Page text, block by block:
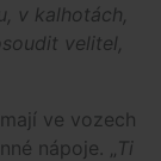
v kalhotách,
velitel,
ve vozech
nápoje. „
Ti